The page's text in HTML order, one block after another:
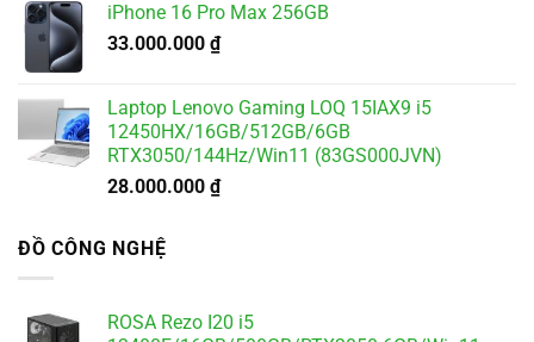
iPhone 16 Pro Max 256GB
33.000.000 ₫
Laptop Lenovo Gaming LOQ 15IAX9 i5
12450HX/16GB/512GB/6GB
RTX3050/144Hz/Win11 (83GS000JVN)
28.000.000 ₫
ĐỒ CÔNG NGHỆ
ROSA Rezo I20 i5